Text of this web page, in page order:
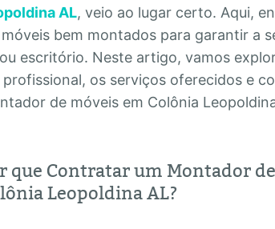
AL, veio ao lugar certo. Aqui,
bem montados para garantir a
escritório. Neste artigo, vamos
profissional, os serviços oferecidos e
de móveis em Colônia
que Contratar um Montador
Leopoldina AL?